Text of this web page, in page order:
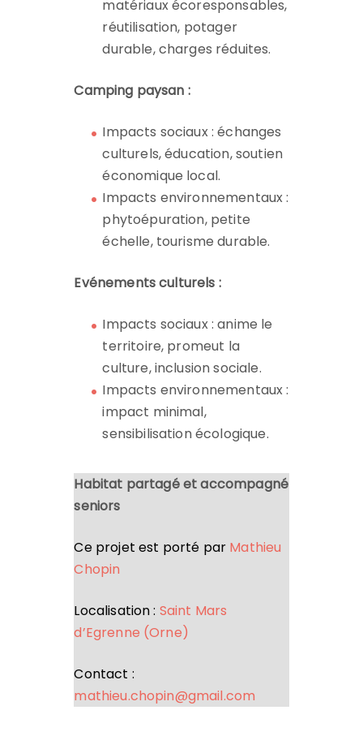
matériaux écoresponsables,
réutilisation, potager
durable, charges réduites.
Camping paysan :
Impacts sociaux : échanges
culturels, éducation, soutien
économique local.
Impacts environnementaux :
phytoépuration, petite
échelle, tourisme durable.
Evénements culturels :
Impacts sociaux : anime le
territoire, promeut la
culture, inclusion sociale.
Impacts environnementaux :
impact minimal,
sensibilisation écologique.
Habitat partagé et accompagné
seniors
Ce projet est porté par Mathieu
Chopin
Localisation : Saint Mars
d’Egrenne (Orne)
Contact :
mathieu.chopin@gmail.com